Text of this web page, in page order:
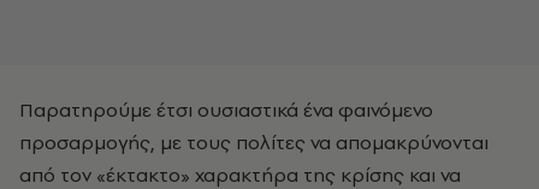
Παρατηρούμε έτσι ουσιαστικά ένα φαινόμενο
προσαρμογής, με τους πολίτες να απομακρύνονται
από τον «έκτακτο» χαρακτήρα της κρίσης και να